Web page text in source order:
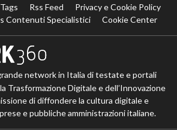
Tags Rss Feed
Privacy e Cookie Policy
Contenuti Specialistici
Cookie Center
network in Italia di testate e portali
Trasformazione Digitale e dell’Innovazione
di diffondere la cultura digitale e
e pubbliche amministrazioni italiane.